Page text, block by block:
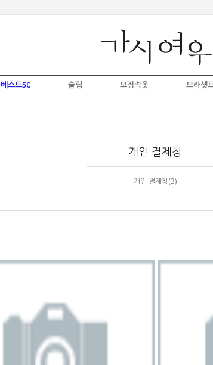
베스트50 슬립 보정속옷 브라셋
개인 결제창
개인 결제창(3)